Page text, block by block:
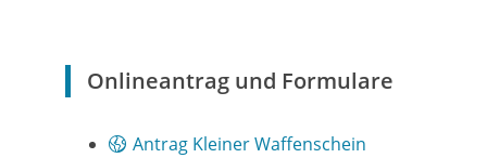
Onlineantrag und Formulare
Antrag Kleiner Waffenschein